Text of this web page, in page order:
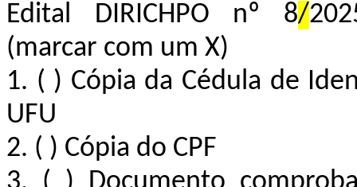
Edital DIRICHPO nº 8/
(marcar com um X)
1. ( ) Cópia da Cédula de
UFU
2. ( ) Cópia do CPF